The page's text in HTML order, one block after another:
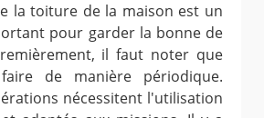
la toiture de la maison est un
pour garder la bonne de
il faut noter que
de manière périodique.
nécessitent l'utilisation